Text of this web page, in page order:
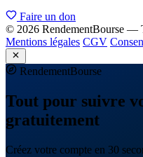
Faire un don
© 2026 RendementBourse —
Mentions légales CGV
RendementBourse
Tout pour suivre
gratuitement
Créez votre compte en 30